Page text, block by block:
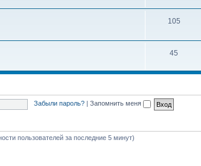
105
45
Забыли пароль? Запомнить меня
пользователей за последние 5 минут)